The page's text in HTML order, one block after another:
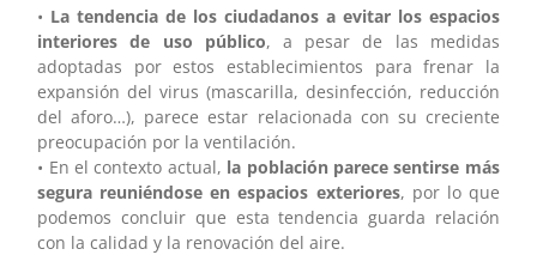
• La tendencia de los ciudadanos a evitar los espacios
interiores de uso público, a pesar de las medidas
adoptadas por estos establecimientos para frenar la
expansión del virus (mascarilla, desinfección, reducción
del aforo…), parece estar relacionada con su creciente
preocupación por la ventilación.
• En el contexto actual, la población parece sentirse más
segura reuniéndose en espacios exteriores, por lo que
podemos concluir que esta tendencia guarda relación
con la calidad y la renovación del aire.